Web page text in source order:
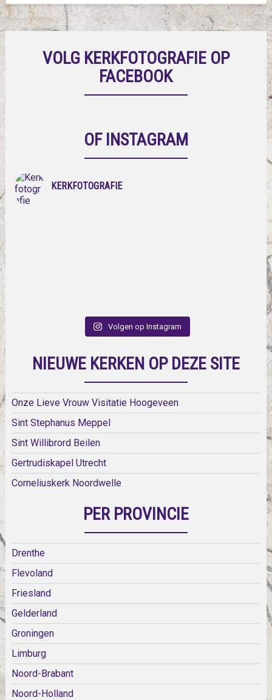
VOLG KERKFOTOGRAFIE OP
FACEBOOK
OF INSTAGRAM
KERKFOTOGRAFIE
Volgen op Instagram
NIEUWE KERKEN OP DEZE SITE
Onze Lieve Vrouw Visitatie Hoogeveen
Sint Stephanus Meppel
Sint Willibrord Beilen
Gertrudiskapel Utrecht
Corneliuskerk Noordwelle
PER PROVINCIE
Drenthe
Flevoland
Friesland
Gelderland
Groningen
Limburg
Noord-Brabant
Noord-Holland